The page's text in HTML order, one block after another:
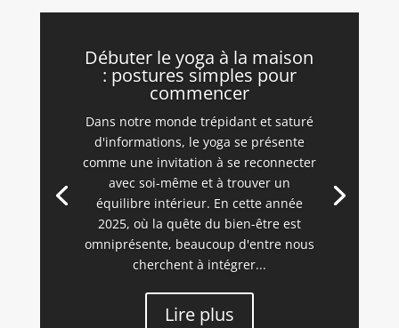
Débuter le yoga à la maison
: postures simples pour
commencer
Dans notre monde trépidant et saturé
d'informations, le yoga se présente
comme une invitation à se reconnecter
avec soi-même et à trouver un
équilibre intérieur. En cette année
2025, où la quête du bien-être est
omniprésente, beaucoup d'entre nous
cherchent à intégrer...
Lire plus